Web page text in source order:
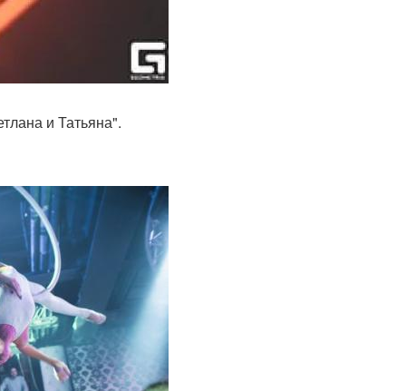
и Татьяна".